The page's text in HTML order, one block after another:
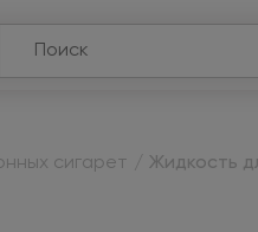
сигарет Жидкость